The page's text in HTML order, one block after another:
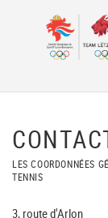
LES COORDONNÉES
TENNIS
3, route d'Arlon